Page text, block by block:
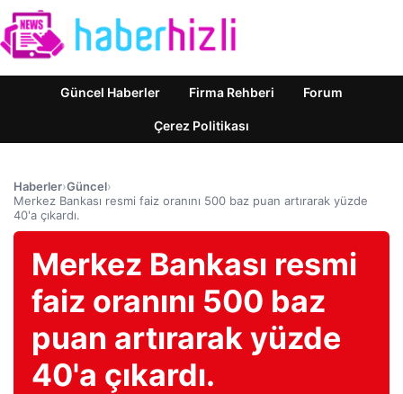
Güncel Haberler Firma Rehberi Forum
Çerez Politikası
Haberler›Güncel›
Merkez Bankası resmi faiz oranını 500 baz puan artırarak yüzde
40'a çıkardı.
Merkez Bankası resmi
faiz oranını 500 baz
puan artırarak yüzde
40'a çıkardı.